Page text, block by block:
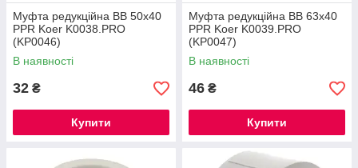
Муфта редукційна ВВ 50x40
PPR Koer K0038.PRO
(KP0046)
В наявності
32 ₴
Купити
Муфта редукційна ВВ 63x40
PPR Koer K0039.PRO
(KP0047)
В наявності
46 ₴
Купити